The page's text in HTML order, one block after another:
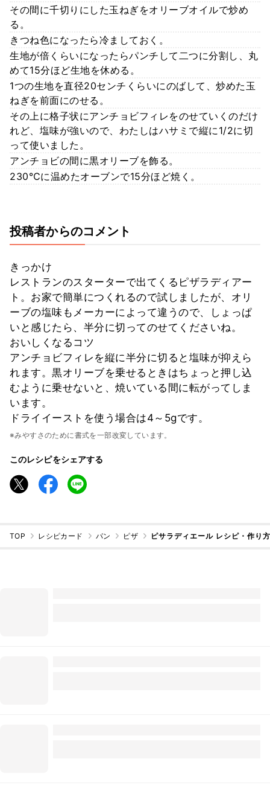
その間に千切りにした玉ねぎをオリーブオイルで炒め
る。
きつね色になったら冷ましておく。
生地が倍くらいになったらパンチして二つに分割し、丸
めて15分ほど生地を休める。
1つの生地を直径20センチくらいにのばして、炒めた玉
ねぎを前面にのせる。
その上に格子状にアンチョビフィレをのせていくのだけ
れど、塩味が強いので、わたしはハサミで縦に1/2に切
って使いました。
アンチョビの間に黒オリーブを飾る。
230℃に温めたオーブンで15分ほど焼く。
投稿者からのコメント
きっかけ
レストランのスターターで出てくるピザラディアー
ト。お家で簡単につくれるので試しましたが、オリ
ーブの塩味もメーカーによって違うので、しょっぱ
いと感じたら、半分に切ってのせてくださいね。
おいしくなるコツ
アンチョビフィレを縦に半分に切ると塩味が抑えら
れます。黒オリーブを乗せるときはちょっと押し込
むように乗せないと、焼いている間に転がってしま
います。
ドライイーストを使う場合は4～5gです。
※みやすさのために書式を一部改変しています。
このレシピをシェアする
TOP レシピカード パン ピザ ピサラディエール レシピ・作り